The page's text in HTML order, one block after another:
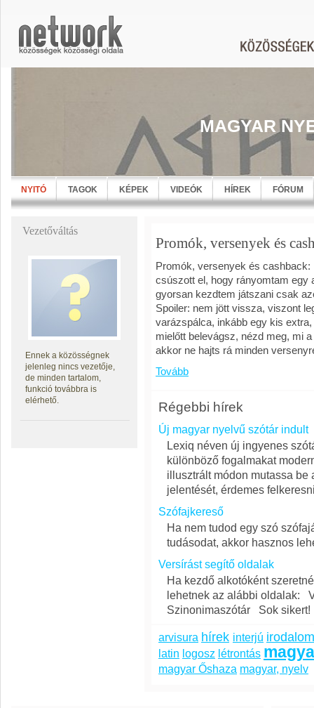
MAGYAR
NYITÓ TAGOK KÉPEK VIDEÓK HÍREK FÓRUM
Vezetőváltás
Ennek a közösségnek
jelenleg nincs vezetője,
de minden tartalom,
funkció továbbra is
elérhető.
Promók, versenyek és
Promók, versenyek és
csúszott el, hogy rányomtam egy
gyorsan kezdtem játszani csak
Spoiler: nem jött vissza, viszont
varázspálca, inkább egy kis
mielőtt belevágsz, nézd meg, mi
akkor ne hajts rá minden
Tovább
Régebbi hírek
Új magyar nyelvű szótár indult
Lexiq néven új ingyenes
különböző fogalmakat
illusztrált módon mutassa be
jelentését, érdemes
Szófajkereső
Ha nem tudod egy szó
tudásodat, akkor hasznos
Versírást segítő oldalak
Ha kezdő alkotóként
lehetnek az alábbi oldalak:
Szinonimaszótár Sok sikert!
arvisura hírek interjú irodalom
latin logosz létrontás
magyar Őshaza magyar, nyelv